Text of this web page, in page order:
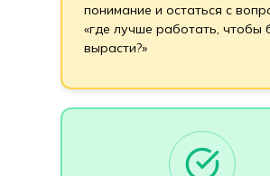
понимание и остаться с
«где лучше работать, чтобы
вырасти?»